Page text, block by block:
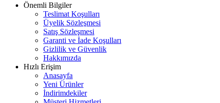
Önemli Bilgiler
Teslimat Koşulları
Üyelik Sözleşmesi
Satış Sözleşmesi
Garanti ve İade Koşulları
Gizlilik ve Güvenlik
Hakkımızda
Hızlı Erişim
Anasayfa
Yeni Ürünler
İndirimdekiler